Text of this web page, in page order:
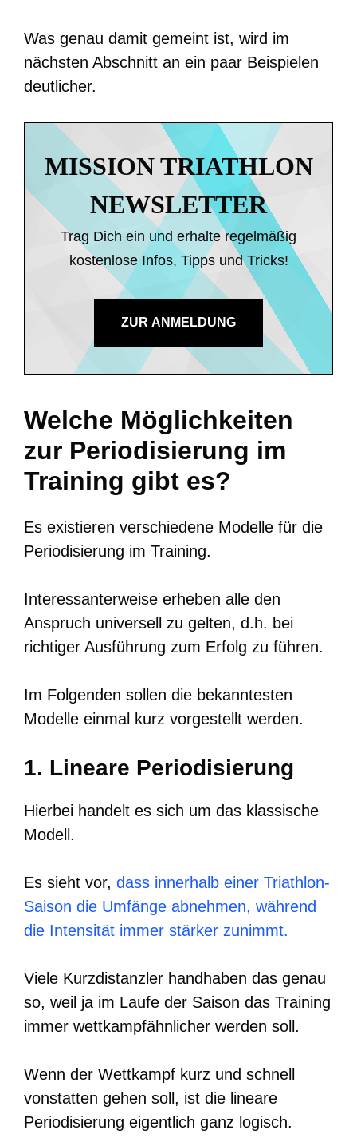
Was genau damit gemeint ist, wird im
nächsten Abschnitt an ein paar Beispielen
deutlicher.
MISSION TRIATHLON
NEWSLETTER
Trag Dich ein und erhalte regelmäßig
kostenlose Infos, Tipps und Tricks!
ZUR ANMELDUNG
Welche Möglichkeiten
zur Periodisierung im
Training gibt es?
Es existieren verschiedene Modelle für die
Periodisierung im Training.
Interessanterweise erheben alle den
Anspruch universell zu gelten, d.h. bei
richtiger Ausführung zum Erfolg zu führen.
Im Folgenden sollen die bekanntesten
Modelle einmal kurz vorgestellt werden.
1. Lineare Periodisierung
Hierbei handelt es sich um das klassische
Modell.
Es sieht vor, dass innerhalb einer Triathlon-
Saison die Umfänge abnehmen, während
die Intensität immer stärker zunimmt.
Viele Kurzdistanzler handhaben das genau
so, weil ja im Laufe der Saison das Training
immer wettkampfähnlicher werden soll.
Wenn der Wettkampf kurz und schnell
vonstatten gehen soll, ist die lineare
Periodisierung eigentlich ganz logisch.